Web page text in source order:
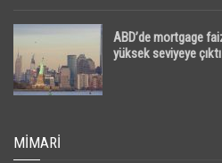
ABD’de mortgage
yüksek seviyeye çıktı
MIMARI